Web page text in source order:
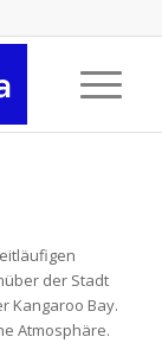
der Stadt
Kangaroo Bay.
Atmosphäre.